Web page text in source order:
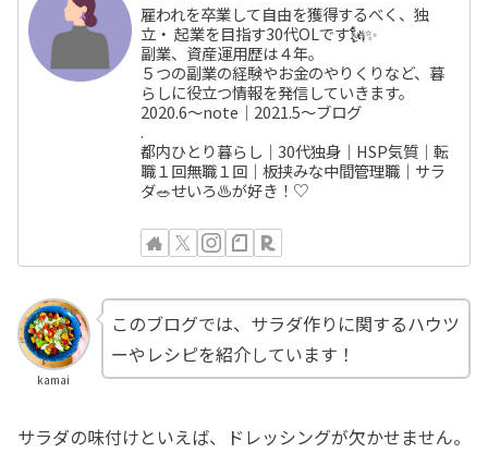
雇われを卒業して自由を獲得するべく、独
立・ 起業を目指す30代OLです🗽✨
副業、資産運用歴は４年。
５つの副業の経験やお金のやりくりなど、暮
らしに役立つ情報を発信していきます。
2020.6〜note｜2021.5〜ブログ
.
都内ひとり暮らし｜30代独身｜HSP気質｜転
職１回無職１回｜板挟みな中間管理職｜サラ
ダ🥗せいろ♨️が好き！♡
kamai
このブログでは、サラダ作りに関するハウツ
ーやレシピを紹介しています！
サラダの味付けといえば、ドレッシングが欠かせません。